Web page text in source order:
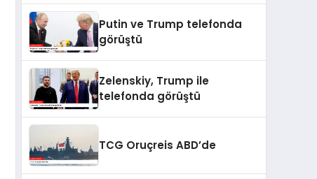
Putin ve Trump telefonda
görüştü
Zelenskiy, Trump ile
telefonda görüştü
TCG Oruçreis ABD’de